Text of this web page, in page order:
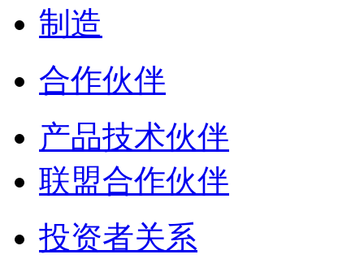
制造
合作伙伴
产品技术伙伴
联盟合作伙伴
投资者关系